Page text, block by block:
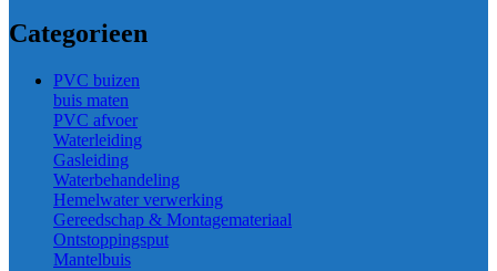
Categorieen
PVC buizen
buis maten
PVC afvoer
Waterleiding
Gasleiding
Waterbehandeling
Hemelwater verwerking
Gereedschap & Montagemateriaal
Ontstoppingsput
Mantelbuis